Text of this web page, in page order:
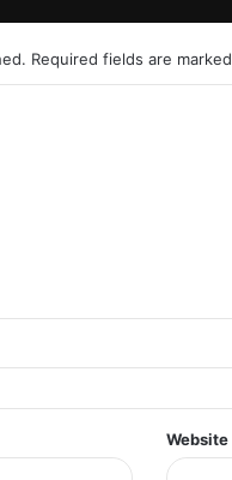
Required fields are marked
Website